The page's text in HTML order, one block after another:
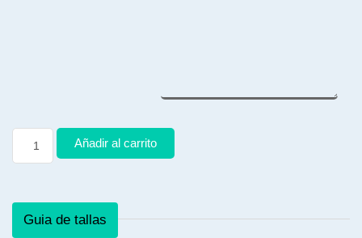
Añadir al carrito
Guia de tallas